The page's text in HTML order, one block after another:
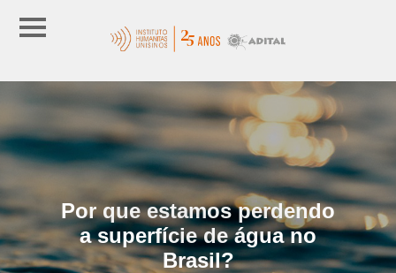
Por que estamos perdendo
a superfície de água no
Brasil?